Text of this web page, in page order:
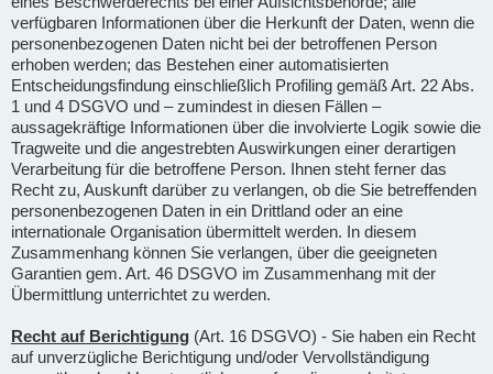
verfügbaren Informationen über die Herkunft der Daten, wenn die
personenbezogenen Daten nicht bei der betroffenen Person
erhoben werden; das Bestehen einer automatisierten
Entscheidungsfindung einschließlich Profiling gemäß Art. 22 Abs.
1 und 4 DSGVO und – zumindest in diesen Fällen –
aussagekräftige Informationen über die involvierte Logik sowie die
Tragweite und die angestrebten Auswirkungen einer derartigen
Verarbeitung für die betroffene Person. Ihnen steht ferner das
Recht zu, Auskunft darüber zu verlangen, ob die Sie betreffenden
personenbezogenen Daten in ein Drittland oder an eine
internationale Organisation übermittelt werden. In diesem
Zusammenhang können Sie verlangen, über die geeigneten
Garantien gem. Art. 46 DSGVO im Zusammenhang mit der
Übermittlung unterrichtet zu werden.
Recht auf Berichtigung (Art. 16 DSGVO) - Sie haben ein Recht
auf unverzügliche Berichtigung und/oder Vervollständigung